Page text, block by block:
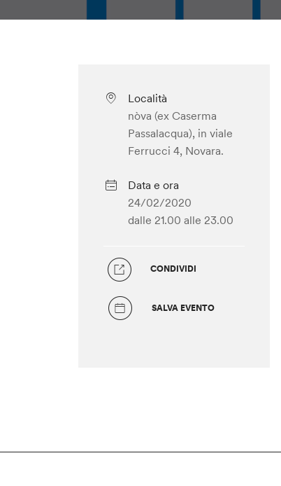
Località
nòva (ex Caserma
Passalacqua), in viale
Ferrucci 4, Novara.
Data e ora
24/02/2020
dalle 21.00 alle 23.00
CONDIVIDI
SALVA EVENTO